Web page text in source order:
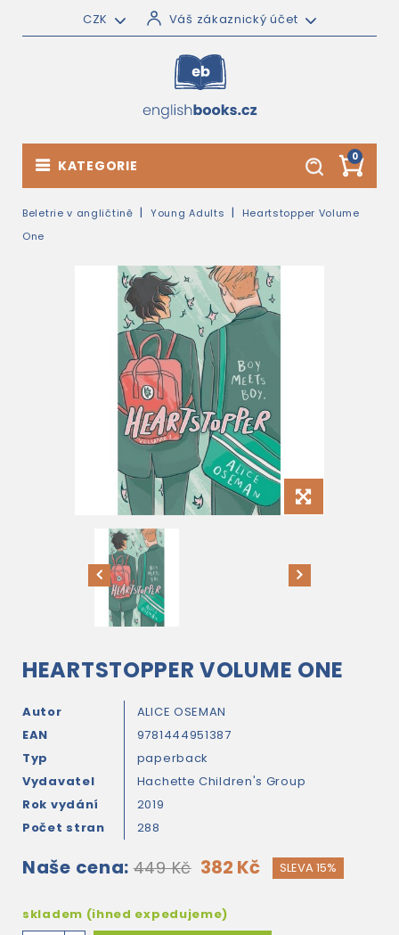
CZK Váš zákaznický účet
0
KATEGORIE
Beletrie v angličtině Young Adults
Heartstopper Volume
One
HEARTSTOPPER VOLUME ONE
Autor
ALICE OSEMAN
EAN
9781444951387
Typ
paperback
Vydavatel
Hachette Children's Group
Rok vydání
2019
Počet stran
288
Naše cena: 449 Kč 382 Kč SLEVA 15%
skladem (ihned expedujeme)